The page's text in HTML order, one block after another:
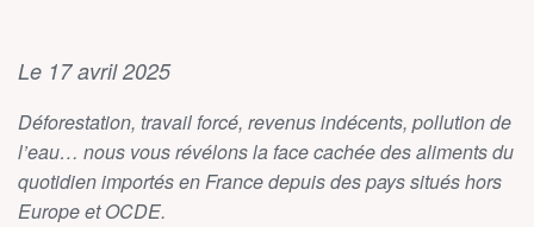
Le 17 avril 2025
Déforestation, travail forcé, revenus indécents, pollution de
l’eau… nous vous révélons la face cachée des aliments du
quotidien importés en France depuis des pays situés hors
Europe et OCDE.